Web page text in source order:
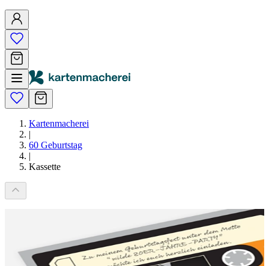
Kartenmacherei
|
60 Geburtstag
|
Kassette